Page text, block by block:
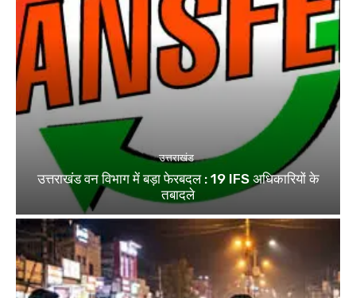
उत्तराखंड
उत्तराखंड वन विभाग में बड़ा फेरबदल : 19 IFS अधिकारियों के
तबादले